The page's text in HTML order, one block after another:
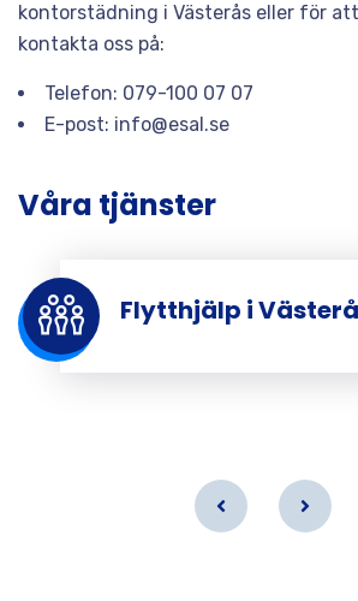
kontorstädning i Västerås eller för
kontakta oss på:
Telefon: 079-100 07 07
E-post: info@esal.se
Våra tjänster
Flytthjälp i